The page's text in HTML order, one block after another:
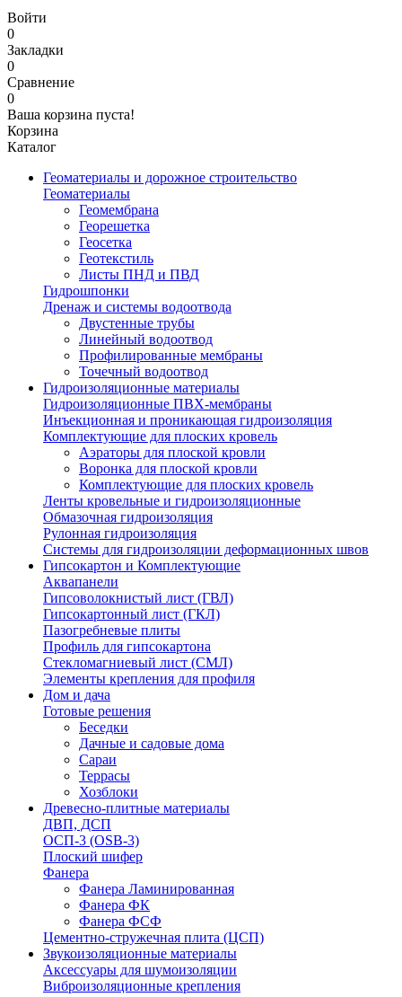
Войти
0
Закладки
0
Сравнение
0
Ваша корзина пуста!
Корзина
Каталог
Геоматериалы и дорожное строительство
Геоматериалы
Геомембрана
Георешетка
Геосетка
Геотекстиль
Листы ПНД и ПВД
Гидрошпонки
Дренаж и системы водоотвода
Двустенные трубы
Линейный водоотвод
Профилированные мембраны
Точечный водоотвод
Гидроизоляционные материалы
Гидроизоляционные ПВХ-мембраны
Инъекционная и проникающая гидроизоляция
Комплектующие для плоских кровель
Аэраторы для плоской кровли
Воронка для плоской кровли
Комплектующие для плоских кровель
Ленты кровельные и гидроизоляционные
Обмазочная гидроизоляция
Рулонная гидроизоляция
Системы для гидроизоляции деформационных швов
Гипсокартон и Комплектующие
Аквапанели
Гипсоволокнистый лист (ГВЛ)
Гипсокартонный лист (ГКЛ)
Пазогребневые плиты
Профиль для гипсокартона
Стекломагниевый лист (СМЛ)
Элементы крепления для профиля
Дом и дача
Готовые решения
Беседки
Дачные и садовые дома
Сараи
Террасы
Хозблоки
Древесно-плитные материалы
ДВП, ДСП
ОСП-3 (OSB-3)
Плоский шифер
Фанера
Фанера Ламинированная
Фанера ФК
Фанера ФСФ
Цементно-стружечная плита (ЦСП)
Звукоизоляционные материалы
Аксессуары для шумоизоляции
Виброизоляционные крепления